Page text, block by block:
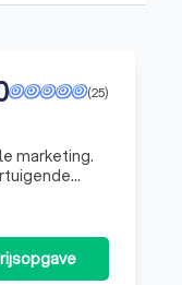
(25)
marketing.